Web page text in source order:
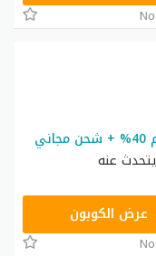
عنه
عرض الكوبون